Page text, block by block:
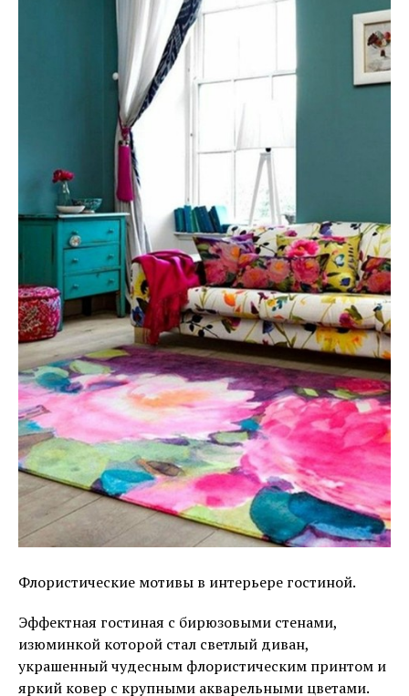
Флористические мотивы в интерьере гостиной.
Эффектная гостиная с бирюзовыми стенами,
изюминкой которой стал светлый диван,
украшенный чудесным флористическим принтом и
яркий ковер с крупными акварельными цветами.